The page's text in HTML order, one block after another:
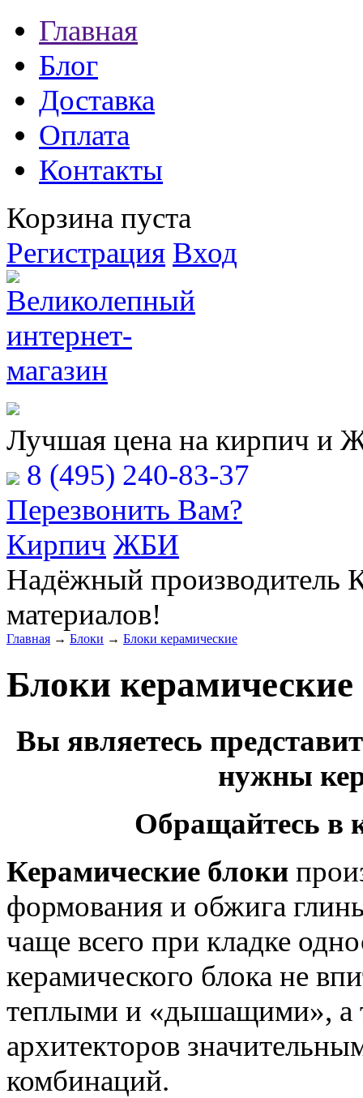
Главная
Блог
Доставка
Оплата
Контакты
Корзина пуста
Регистрация Вход
Лучшая цена на кирпич и
8 (495) 240-83-37
Перезвонить Вам?
Кирпич ЖБИ
Надёжный производитель
материалов!
Главная → Блоки → Блоки керамические
Блоки керамические
Вы являетесь
нужны
Обращайтесь в
Керамические блоки
формования и обжига
чаще всего при кладке
керамического блока не
теплыми и «дышащими», а
архитекторов
комбинаций.